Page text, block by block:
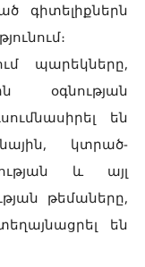
գիտելիքներն
պարեկները,
օգնության
են
կտրած-
և այլ
թեմաները,
են